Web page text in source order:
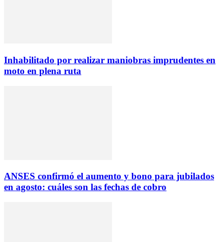
Inhabilitado por realizar maniobras imprudentes en
moto en plena ruta
ANSES confirmó el aumento y bono para jubilados
en agosto: cuáles son las fechas de cobro